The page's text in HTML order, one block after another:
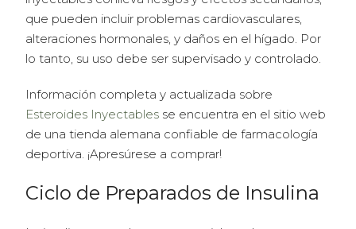
que pueden incluir problemas cardiovasculares,
alteraciones hormonales, y daños en el hígado. Por
lo tanto, su uso debe ser supervisado y controlado.
Información completa y actualizada sobre
Esteroides Inyectables se encuentra en el sitio web
de una tienda alemana confiable de farmacología
deportiva. ¡Apresúrese a comprar!
Ciclo de Preparados de Insulina